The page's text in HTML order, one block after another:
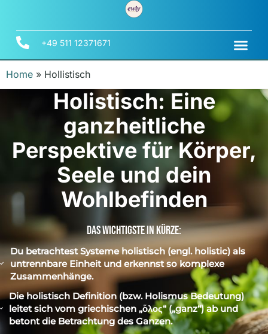
+49 511 12371671
Home » Hollistisch
Holistisch: Eine
ganzheitliche
Perspektive für Körper,
Seele und dein
Wohlbefinden
Das Wichtigste In Kürze:
Du betrachtest Systeme holistisch (engl. holistic) als
untrennbare Einheit und erkennst so komplexe
Zusammenhänge.
Die holistisch Definition (bzw. Holismus Bedeutung)
leitet sich vom griechischen „ὅλος“ („ganz“) ab und
betont die Betrachtung des Ganzen.